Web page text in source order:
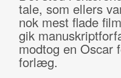
tale, som ellers
nok mest flade
gik
modtog en Oscar
forlæg.